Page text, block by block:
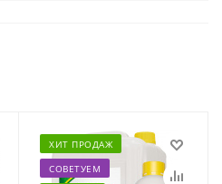
ХИТ ПРОДАЖ
СОВЕТУЕМ